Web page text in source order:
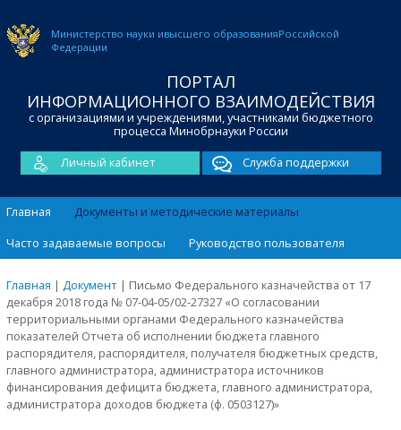
Министерство науки ивысшего образованияРоссийской
Федерации
ПОРТАЛ
ИНФОРМАЦИОННОГО ВЗАИМОДЕЙСТВИЯ
с организациями и учреждениями, участниками бюджетного
процесса Минобрнауки России
Личный кабинет
Служба поддержки
Главная
Документы и методические материалы
Часто задаваемые вопросы
Руководство пользователя
Главная | Документ | Письмо Федерального казначейства от 17
декабря 2018 года № 07-04-05/02-27327 «О согласовании
территориальными органами Федерального казначейства
показателей Отчета об исполнении бюджета главного
распорядителя, распорядителя, получателя бюджетных средств,
главного администратора, администратора источников
финансирования дефицита бюджета, главного администратора,
администратора доходов бюджета (ф. 0503127)»